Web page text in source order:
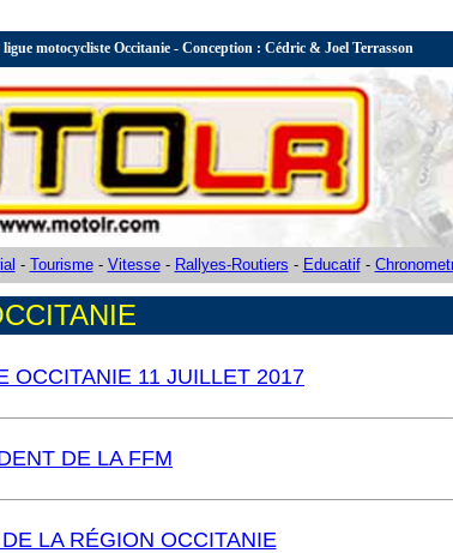
motocycliste Occitanie - Conception : Cédric & Joel Terrasson
- Tourisme- Vitesse- Rallyes-Routiers - Educatif-
OCCITANIE 11 JUILLET 2017
DE LA FFM
LA RÉGION OCCITANIE